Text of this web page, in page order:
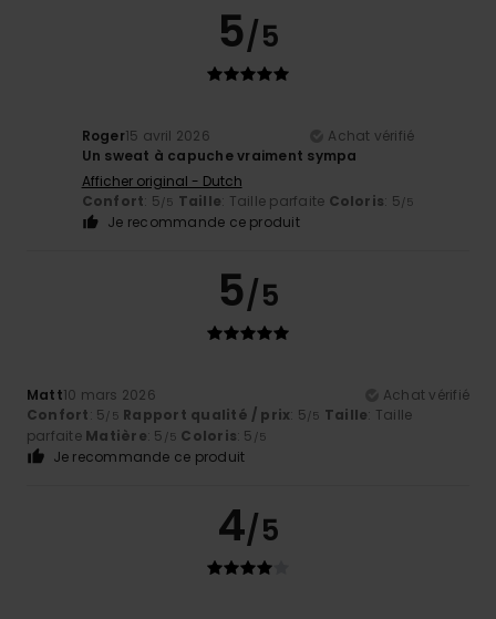
5/5
Roger15 avril 2026
Achat vérifié
Un sweat à capuche vraiment sympa
Afficher original - Dutch
Confort: 5/5 Taille: Taille parfaite Coloris: 5/5
Je recommande ce produit
5/5
Matt10 mars 2026
Achat vérifié
Confort: 5/5 Rapport qualité / prix: 5/5 Taille: Taille
parfaite Matière: 5 /5 Coloris: 5 /5
Je recommande ce produit
4/5